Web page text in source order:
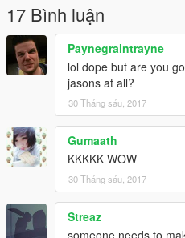
17 Bình luận
Paynegraintrayne
lol dope but are you
jasons at all?
30 Tháng sáu, 2017
Gumaath
KKKKK WOW
30 Tháng sáu, 2017
Streaz
someone needs to